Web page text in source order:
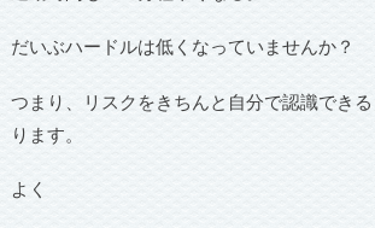
だいぶハードルは低くなっていませんか？
つまり、リスクをきちんと自分で認識でき
ります。
よく